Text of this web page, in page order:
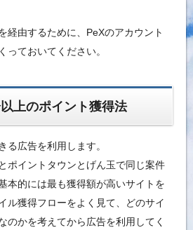
経由するために、PeXのアカウント
っておいてください。
上のポイント獲得法
る広告を利用します。
ポイントタウンとげん玉で同じ案件
本的には最も獲得額が高いサイトを
ル獲得フローをよく見て、どのサイ
のかを考えてから広告を利用してく